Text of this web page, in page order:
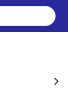
ソリューション
可能